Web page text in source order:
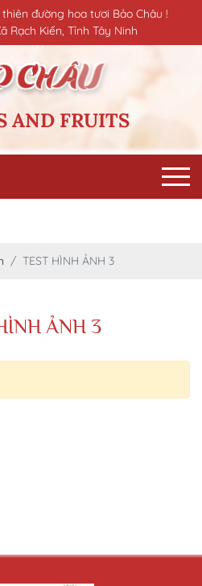
đường hoa tươi Bảo Châu !
Rạch Kiến, Tỉnh Tây Ninh
AND FRUITS
TEST HÌNH ẢNH 3
ẢNH 3